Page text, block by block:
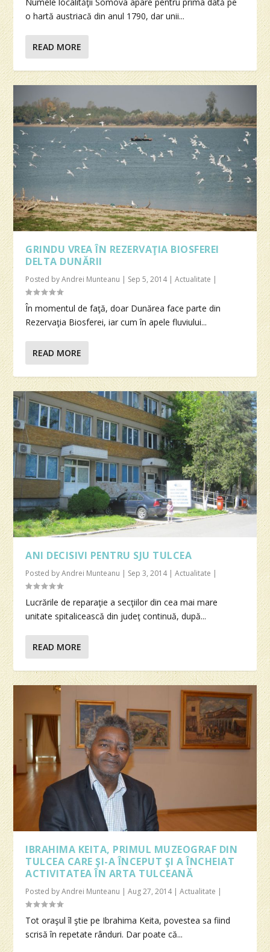
Numele localităţii Somova apare pentru prima dată pe
o hartă austriacă din anul 1790, dar unii...
READ MORE
GRINDU VREA ÎN REZERVAŢIA BIOSFEREI
DELTA DUNĂRII
Posted byAndrei Munteanu | Sep 5, 2014|Actualitate |
În momentul de faţă, doar Dunărea face parte din
Rezervaţia Biosferei, iar cum în apele fluviului...
READ MORE
ANI DECISIVI PENTRU SJU TULCEA
Posted byAndrei Munteanu | Sep 3, 2014|Actualitate |
Lucrările de reparaţie a secţiilor din cea mai mare
unitate spitalicească din judeţ continuă, după...
READ MORE
IBRAHIMA KEITA, PRIMUL MUZEOGRAF DIN
TULCEA CARE ŞI-A ÎNCEPUT ŞI A ÎNCHEIAT
ACTIVITATEA ÎN ARTA TULCEANĂ
Posted byAndrei Munteanu |Aug 27, 2014|Actualitate |
Tot oraşul îl ştie pe Ibrahima Keita, povestea sa fiind
scrisă în repetate rânduri. Dar poate că...